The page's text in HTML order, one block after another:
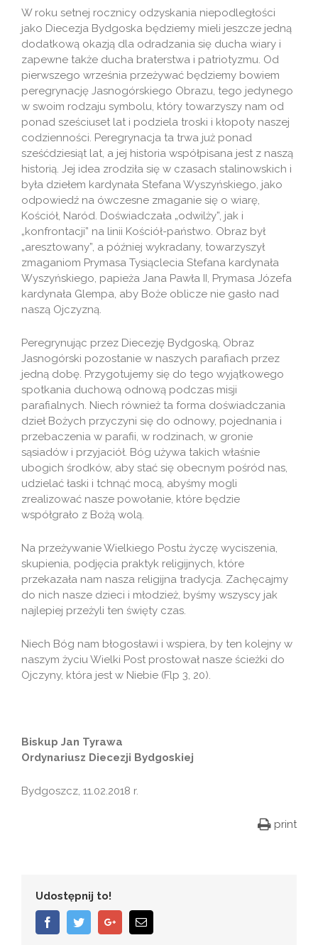
W roku setnej rocznicy odzyskania niepodległości
jako Diecezja Bydgoska będziemy mieli jeszcze jedną
dodatkową okazją dla odradzania się ducha wiary i
zapewne także ducha braterstwa i patriotyzmu. Od
pierwszego września przeżywać będziemy bowiem
peregrynację Jasnogórskiego Obrazu, tego jedynego
w swoim rodzaju symbolu, który towarzyszy nam od
ponad sześciuset lat i podziela troski i kłopoty naszej
codzienności. Peregrynacja ta trwa już ponad
sześćdziesiąt lat, a jej historia współpisana jest z naszą
historią. Jej idea zrodziła się w czasach stalinowskich i
była dziełem kardynała Stefana Wyszyńskiego, jako
odpowiedź na ówczesne zmaganie się o wiarę,
Kościół, Naród. Doświadczała „odwilży”, jak i
„konfrontacji” na linii Kościół-państwo. Obraz był
„aresztowany”, a później wykradany, towarzyszył
zmaganiom Prymasa Tysiąclecia Stefana kardynała
Wyszyńskiego, papieża Jana Pawła II, Prymasa Józefa
kardynała Glempa, aby Boże oblicze nie gasło nad
naszą Ojczyzną.
Peregrynując przez Diecezję Bydgoską, Obraz
Jasnogórski pozostanie w naszych parafiach przez
jedną dobę. Przygotujemy się do tego wyjątkowego
spotkania duchową odnową podczas misji
parafialnych. Niech również ta forma doświadczania
dzieł Bożych przyczyni się do odnowy, pojednania i
przebaczenia w parafii, w rodzinach, w gronie
sąsiadów i przyjaciół. Bóg używa takich właśnie
ubogich środków, aby stać się obecnym pośród nas,
udzielać łaski i tchnąć mocą, abyśmy mogli
zrealizować nasze powołanie, które będzie
współgrało z Bożą wolą.
Na przeżywanie Wielkiego Postu życzę wyciszenia,
skupienia, podjęcia praktyk religijnych, które
przekazała nam nasza religijna tradycja. Zachęcajmy
do nich nasze dzieci i młodzież, byśmy wszyscy jak
najlepiej przeżyli ten święty czas.
Niech Bóg nam błogosławi i wspiera, by ten kolejny w
naszym życiu Wielki Post prostował nasze ścieżki do
Ojczyny, która jest w Niebie (Flp 3, 20).
Biskup Jan Tyrawa
Ordynariusz Diecezji Bydgoskiej
Bydgoszcz, 11.02.2018 r.
print
Udostępnij to!
FacebookTwitterGoogle+Email